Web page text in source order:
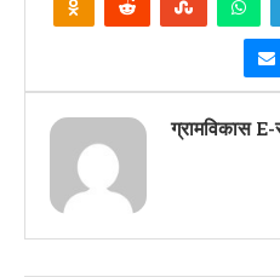
ग्रामविकास E-